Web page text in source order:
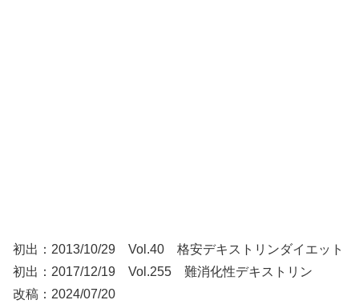
初出：2013/10/29 Vol.40 格安デキストリンダイエット
初出：2017/12/19 Vol.255 難消化性デキストリン
改稿：2024/07/20